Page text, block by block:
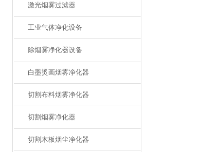
激光烟雾过滤器
工业气体净化设备
除烟雾净化器设备
白墨烫画烟雾净化器
切割布料烟雾净化器
切割烟雾净化器
切割木板烟尘净化器